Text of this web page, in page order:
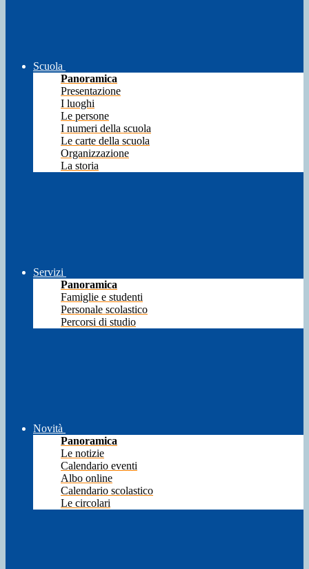
Scuola
Panoramica
Presentazione
I luoghi
Le persone
I numeri della scuola
Le carte della scuola
Organizzazione
La storia
Servizi
Panoramica
Famiglie e studenti
Personale scolastico
Percorsi di studio
Novità
Panoramica
Le notizie
Calendario eventi
Albo online
Calendario scolastico
Le circolari